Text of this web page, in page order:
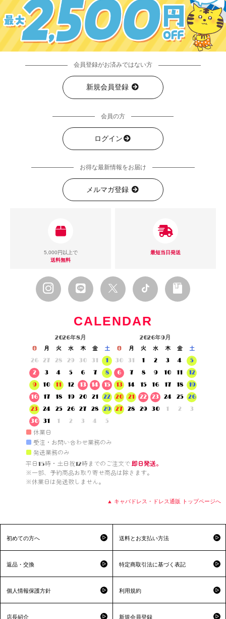
会員登録がお済みではない方
新規会員登録
会員の方
ログイン
お得な最新情報をお届け
メルマガ登録
5,000円以上で
送料無料
最短当日発送
CALENDAR
2026年8月
日 月 火 水 木 金
土
26
27 28 29 30 31
1
2
3 4 5 6 7
8
9
10 11 12 13 14
15
16
17 18 19 20 21
22
23
24 25 26 27 28
29
30
31 1 2 3 4 5
2026年9月
日 月 火 水 木 金
土
30
31 1 2 3 4
5
6
7 8 9 10 11
12
13
14 15 16 17 18
19
20
21 22 23 24 25
26
27
28 29 30 1 2 3
■ 休業日
■ 受注・お問い合わせ業務のみ
■ 発送業務のみ
平日15時・土日祝12時までのご注文で 即日発送。
※一部、予約商品お取り寄せ商品は除きます。
※休業日は発送致しません。
▲ キャバドレス・ドレス通販 トップページへ
初めての方へ 送料とお支払い方法
返品・交換 特定商取引法に基づく表記
個人情報保護方針 利用規約
店長紹介 新規会員登録